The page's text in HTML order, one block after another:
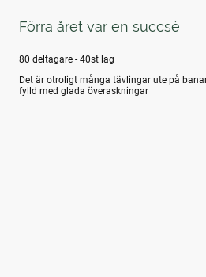
Förra året var en succsé
80 deltagare - 40st lag
Det är otroligt många tävlingar ute på
fylld med glada överaskningar